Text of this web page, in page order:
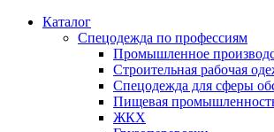
Каталог
Спецодежда по профессиям
Промышленное
Строительная рабочая
Спецодежда для сферы
Пищевая
ЖКХ